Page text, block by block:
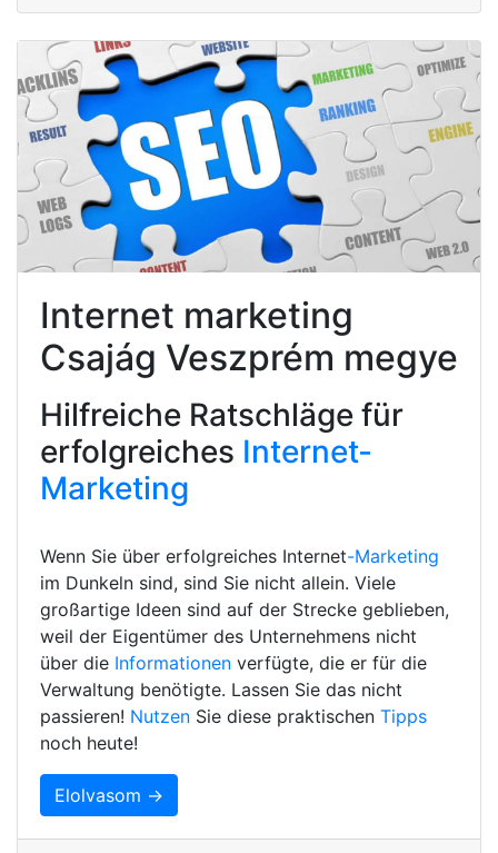
Internet marketing
Csajág Veszprém megye
Hilfreiche Ratschläge für
erfolgreiches Internet-
Marketing
Wenn Sie über erfolgreiches Internet-Marketing
im Dunkeln sind, sind Sie nicht allein. Viele
großartige Ideen sind auf der Strecke geblieben,
weil der Eigentümer des Unternehmens nicht
über die Informationen verfügte, die er für die
Verwaltung benötigte. Lassen Sie das nicht
passieren! Nutzen Sie diese praktischen Tipps
noch heute!
Elolvasom →